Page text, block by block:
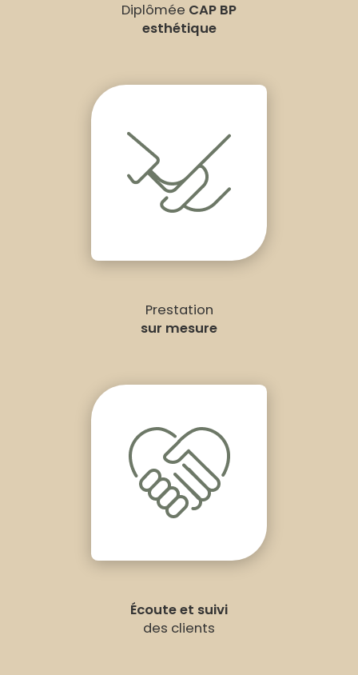
Diplômée CAP BP
esthétique
Prestation
sur mesure
Écoute et suivi
des clients